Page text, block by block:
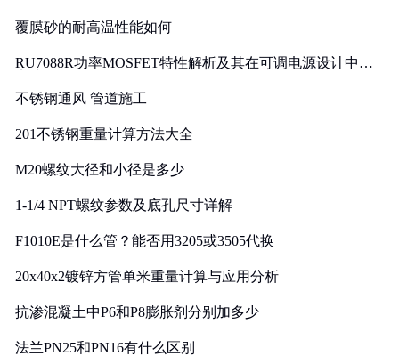
覆膜砂的耐高温性能如何
RU7088R功率MOSFET特性解析及其在可调电源设计中的
不锈钢通风 管道施工
201不锈钢重量计算方法大全
M20螺纹大径和小径是多少
1-1/4 NPT螺纹参数及底孔尺寸详解
F1010E是什么管？能否用3205或3505代换
20x40x2镀锌方管单米重量计算与应用分析
抗渗混凝土中P6和P8膨胀剂分别加多少
法兰PN25和PN16有什么区别